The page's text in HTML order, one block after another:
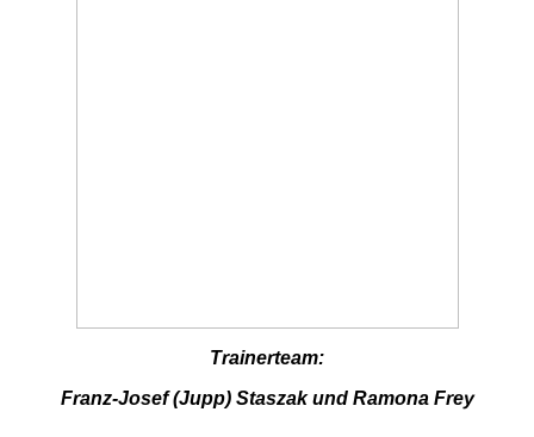
Trainerteam:
Franz-Josef (Jupp) Staszak und Ramona Frey